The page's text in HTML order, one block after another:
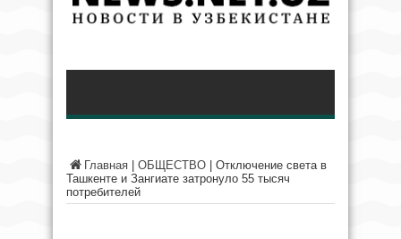
Главная ОБЩЕСТВО
Отключение света в
Ташкенте и Зангиате затронуло 55 тысяч
потребителей